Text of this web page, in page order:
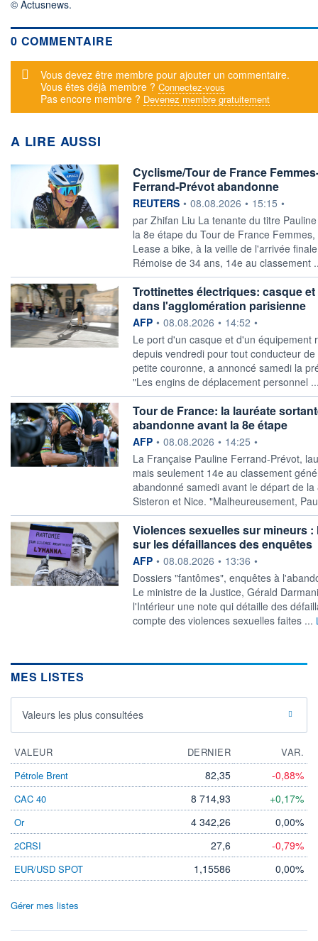
© Actusnews.
0 COMMENTAIRE
Message d'alerte
Vous devez être membre pour ajouter un commentaire.
Vous êtes déjà membre ? Connectez-vous
Pas encore membre ? Devenez membre gratuitement
A LIRE AUSSI
Cyclisme/Tour de France
Ferrand-Prévot abandonne
information fournie par
REUTERS • 08.08.2026 • 15:15 •
par Zhifan Liu La tenante du titre
la 8e étape du Tour de France
Lease a bike, à la veille ​de l'arrivée
Rémoise de 34 ans, 14e au classement
Trottinettes électriques: casque
dans l'agglomération parisienne
information fournie par
AFP • 08.08.2026 • 14:52 •
Le port d'un casque et d'un équipement
depuis vendredi pour tout conducteur
petite couronne, a annoncé samedi la
"Les engins de déplacement personnel
Tour de France: la lauréate
abandonne avant la 8e étape
information fournie par
AFP • 08.08.2026 • 14:25 •
La Française Pauline Ferrand-Prévot,
mais seulement 14e au classement
abandonné samedi avant le départ de
Sisteron et Nice. "Malheureusement,
Violences sexuelles sur mineurs
sur les défaillances des enquêtes
information fournie par
AFP • 08.08.2026 • 13:36 •
Dossiers "fantômes", enquêtes à
Le ministre de la Justice, Gérald
l'Intérieur une note qui détaille des
compte des violences sexuelles faites ...
MES LISTES
Valeurs les plus consultées
VALEUR DERNIER
VAR.
Pétrole Brent
82,35 -0,88%
CAC 40 8 714,93 +0,17%
Or 4 342,26 0,00%
2CRSI 27,6 -0,79%
EUR/USD SPOT 1,15586 0,00%
Gérer mes listes